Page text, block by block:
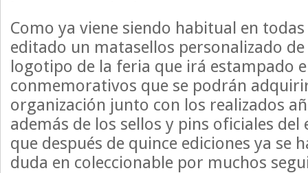
Como ya viene siendo habitual en
editado un matasellos personalizado
logotipo de la feria que irá estampado
conmemorativos que se podrán
organización junto con los realizados
además de los sellos y pins oficiales del
que después de quince ediciones ya se
duda en coleccionable por muchos